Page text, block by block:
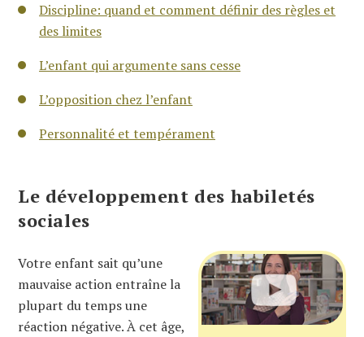
Discipline: quand et comment définir des règles et
des limites
L’enfant qui argumente sans cesse
L’opposition chez l’enfant
Personnalité et tempérament
Le développement des habiletés
sociales
Votre enfant sait qu’une
mauvaise action entraîne la
plupart du temps une
réaction négative. À cet âge,